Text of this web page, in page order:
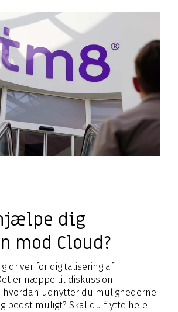
Møderumsløsninger
Bruttolønsordning
CO2-aftryk på IT
Application Management
Microsoft 365 Management
AI
Microsoft 365 Copilot
AI-video
dig
mod Cloud?
driver for digitalisering af
er næppe til diskussion.
hvordan udnytter du mulighederne
bedst muligt? Skal du flytte hele